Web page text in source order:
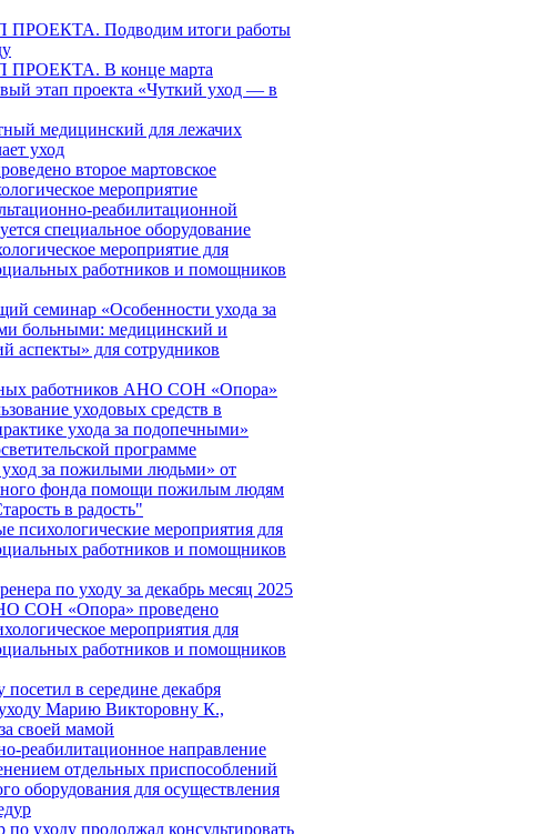
Подводим итоги работы
В конце марта
этап проекта «Чуткий уход — в
медицинский для лежачих
уход
второе мартовское
мероприятие
реабилитационной
специальное оборудование
мероприятие для
работников и помощников
семинар «Особенности ухода за
больными: медицинский и
аспекты» для сотрудников
работников АНО СОН «Опора»
уходовых средств в
ухода за подопечными»
программе
за пожилыми людьми» от
фонда помощи пожилым людям
в радость"
психологические мероприятия для
работников и помощников
по уходу за декабрь месяц 2025
СОН «Опора» проведено
мероприятия для
работников и помощников
посетил в середине декабря
Марию Викторовну К.,
своей мамой
реабилитационное направление
отдельных приспособлений
оборудования для осуществления
по уходу продолжал консультировать